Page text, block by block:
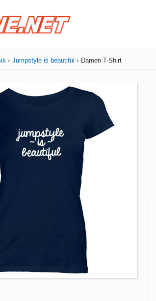
Jumpstyle is beautiful Damen T-Shirt